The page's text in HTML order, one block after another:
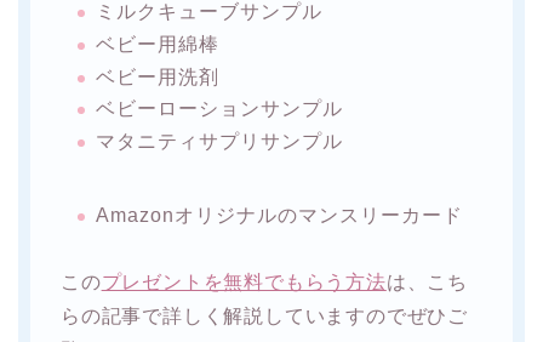
ミルクキューブサンプル
ベビー用綿棒
ベビー用洗剤
ベビーローションサンプル
マタニティサプリサンプル
Amazonオリジナルのマンスリーカード
このプレゼントを無料でもらう方法は、こち
らの記事で詳しく解説していますのでぜひご